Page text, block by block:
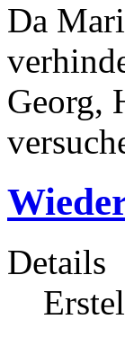
Da
Georg,
Details